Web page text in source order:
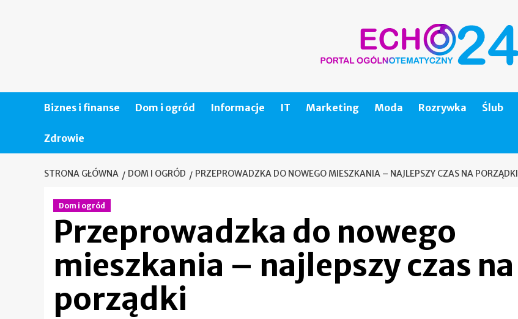
Biznes i finanse Dom i ogród Informacje IT Marketing Moda Rozrywka Ślub
Zdrowie
STRONA GŁÓWNA DOM I OGRÓD PRZEPROWADZKA DO NOWEGO MIESZKANIA – NAJLEPSZY CZAS NA PORZĄDKI
Dom i ogród
Przeprowadzka do nowego
mieszkania – najlepszy czas na
porządki